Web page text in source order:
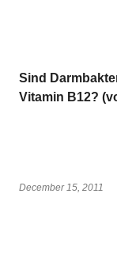
Sind
Vitamin B12?
December 15, 2011